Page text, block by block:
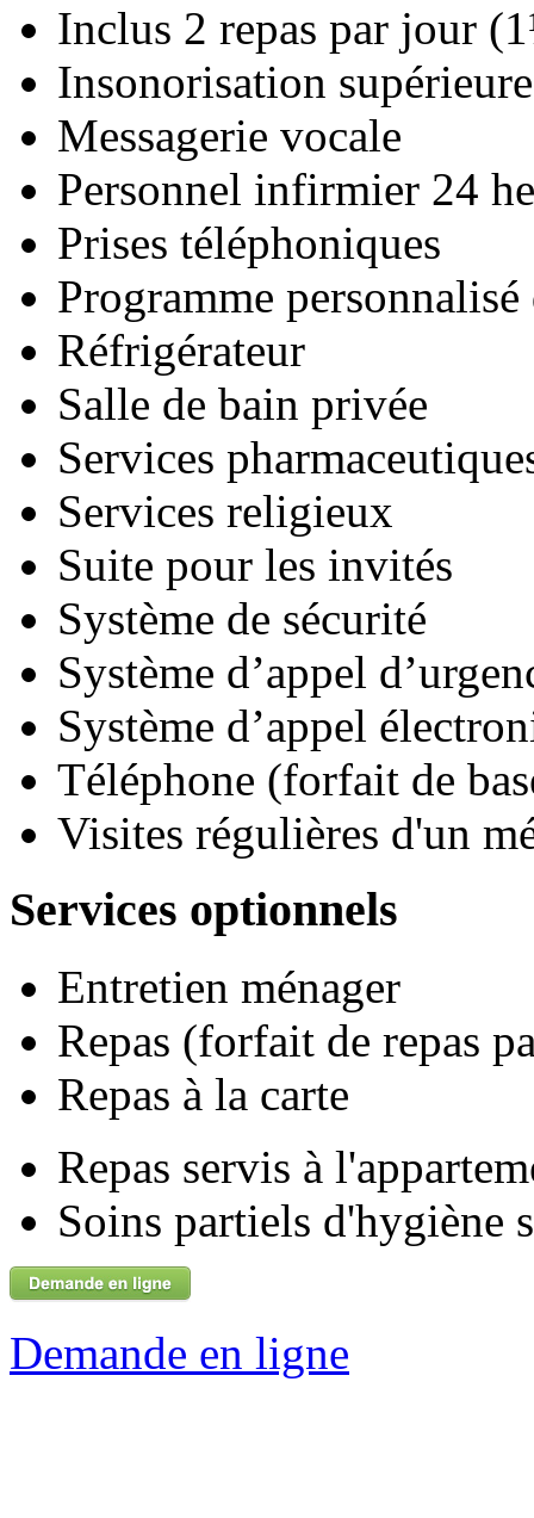
Inclus 2 repas par jour
Insonorisation supérieure
Messagerie vocale
Personnel infirmier 24
Prises téléphoniques
Programme
Réfrigérateur
Salle de bain privée
Services
Services religieux
Suite pour les invités
Système de sécurité
Système d’appel
Système d’appel
Téléphone (forfait de
Visites régulières d'un
Services optionnels
Entretien ménager
Repas (forfait de repas
Repas à la carte
Repas servis à
Soins partiels d'hygiène
Demande en ligne